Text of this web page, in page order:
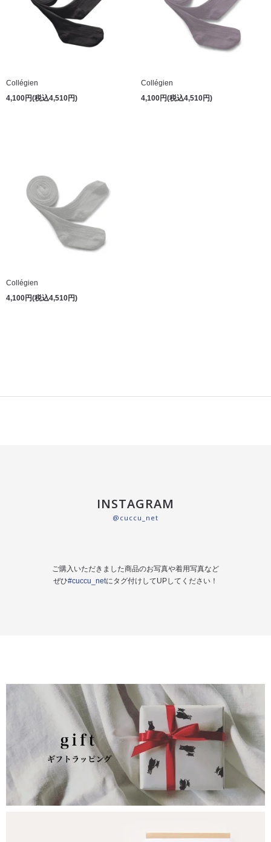
Collégien
4,100円(税込4,510円)
Collégien
4,100円(税込4,510円)
Collégien
4,100円(税込4,510円)
INSTAGRAM
@cuccu_net
ご購入いただきました商品のお写真や着用写真など
ぜひ#cuccu_netにタグ付けしてUPしてください！